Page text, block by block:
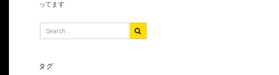
ってます
for:
タグ